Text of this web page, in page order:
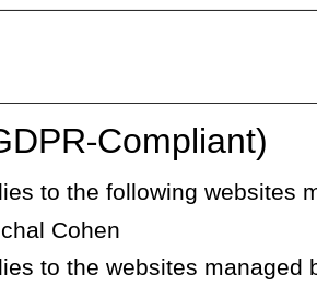
to the following websites
Cohen
to the websites managed